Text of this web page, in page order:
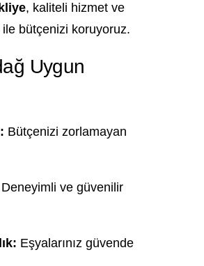
, kaliteli hizmet ve
ile bütçenizi koruyoruz.
Uygun
Bütçenizi zorlamayan
Deneyimli ve güvenilir
Eşyalarınız güvende